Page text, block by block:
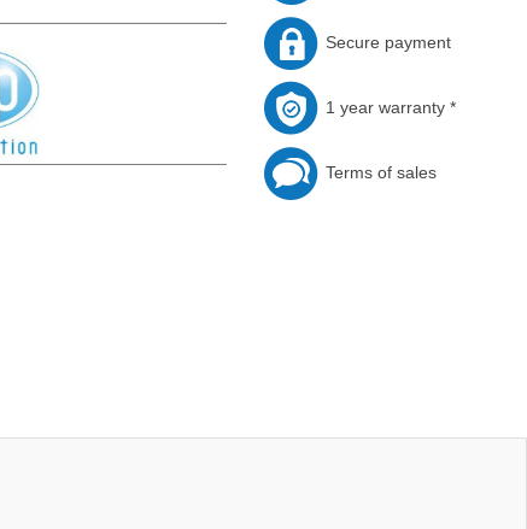
Secure payment
1 year warranty *
Terms of sales